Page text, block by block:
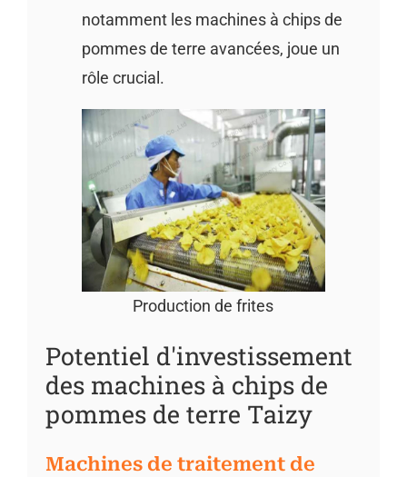
notamment les machines à chips de
pommes de terre avancées, joue un
rôle crucial.
Production de frites
Potentiel d'investissement
des machines à chips de
pommes de terre Taizy
Machines de traitement de